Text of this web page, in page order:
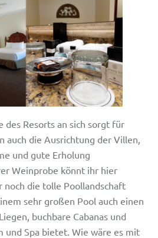
des Resorts an sich sorgt für
auch die Ausrichtung der Villen,
und gute Erholung
Weinprobe könnt ihr hier
noch die tolle Poollandschaft
sehr großen Pool auch einen
buchbare Cabanas und
und Spa bietet. Wie wäre es mit